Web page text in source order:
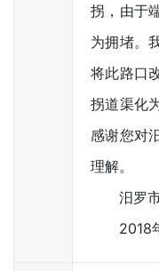
拐，由于
为拥堵。
将此路口
拐道渠化
感谢您对
理解。
汨罗
2018